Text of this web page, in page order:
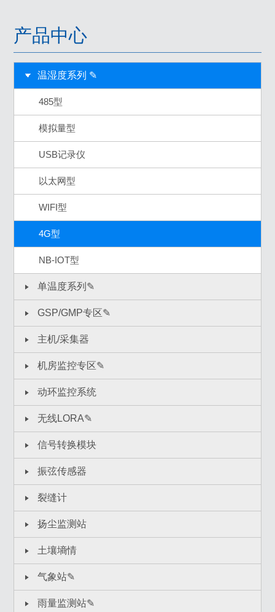
产品中心
温湿度系列 ✎
485型
模拟量型
USB记录仪
以太网型
WIFI型
4G型
NB-IOT型
单温度系列✎
GSP/GMP专区✎
主机/采集器
机房监控专区✎
动环监控系统
无线LORA✎
信号转换模块
振弦传感器
裂缝计
扬尘监测站
土壤墒情
气象站✎
雨量监测站✎